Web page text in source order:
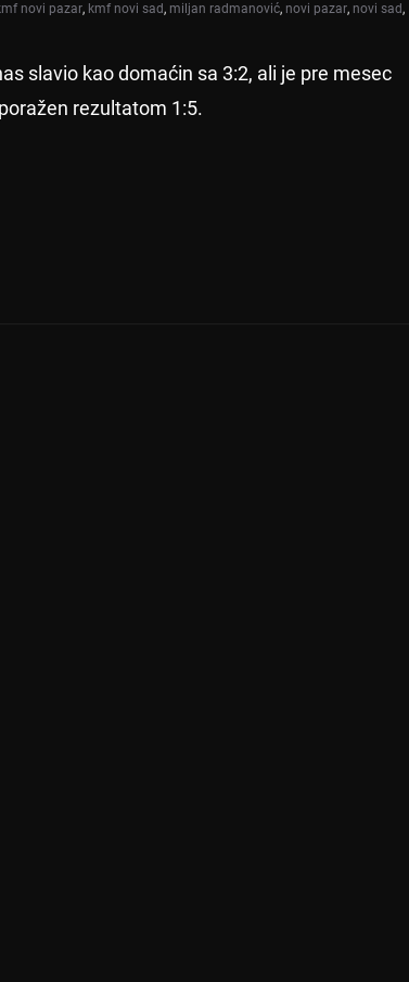
novi pazar, kmf novi sad, miljan radmanović, novi pazar, novi sad,
slavio kao domaćin sa 3:2, ali je pre mesec
rezultatom 1:5.